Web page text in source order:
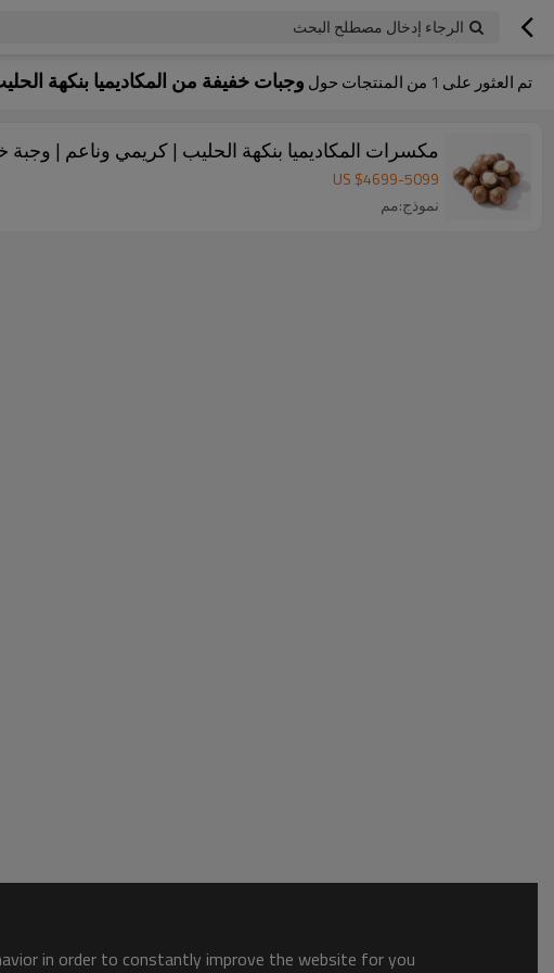
الرجاء إدخال مصطلح البحث
تم العثور على 1 من المنتجات حول وجبات خفيفة من المكاديميا بنكهة
مكسرات المكاديميا بنكهة الحليب | كريمي وناعم | وجبة
US $4699-5099
نموذج:مم
in order to constantly improve the website for you.